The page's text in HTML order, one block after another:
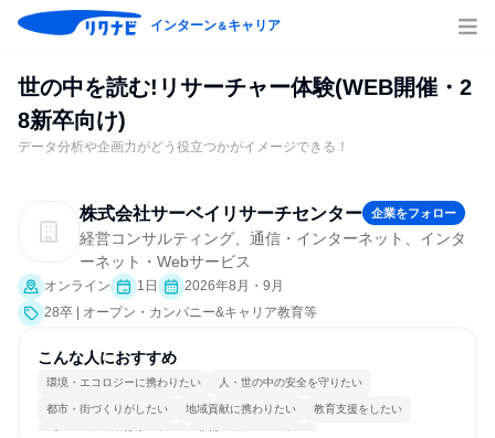
インターン＆キャリア
世の中を読む!リサーチャー体験(WEB開催・2
8新卒向け)
データ分析や企画力がどう役立つかがイメージできる！
株式会社サーベイリサーチセンター 企業をフォロー
経営コンサルティング、通信・インターネット、インタ
ーネット・Webサービス
オンライン 1日
2026年8月・9月
28卒 | オープン・カンパニー&キャリア教育等
こんな人におすすめ
環境・エコロジーに携わりたい 人・世の中の安全を守りたい
都市・街づくりがしたい 地域貢献に携わりたい 教育支援をしたい
プロジェクトを推進したい 分析・リサーチしたい